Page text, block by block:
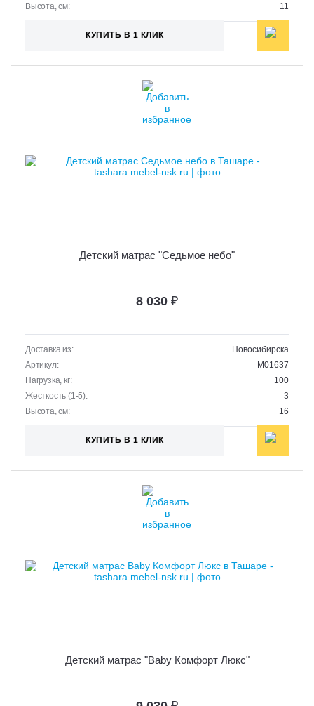
Высота, см:
11
КУПИТЬ В 1 КЛИК
Детский матрас "Седьмое небо"
8 030 ₽
Доставка из:
Новосибирска
Артикул:
M01637
Нагрузка, кг:
100
Жесткость (1-5):
3
Высота, см:
16
КУПИТЬ В 1 КЛИК
Детский матрас "Baby Комфорт Люкс"